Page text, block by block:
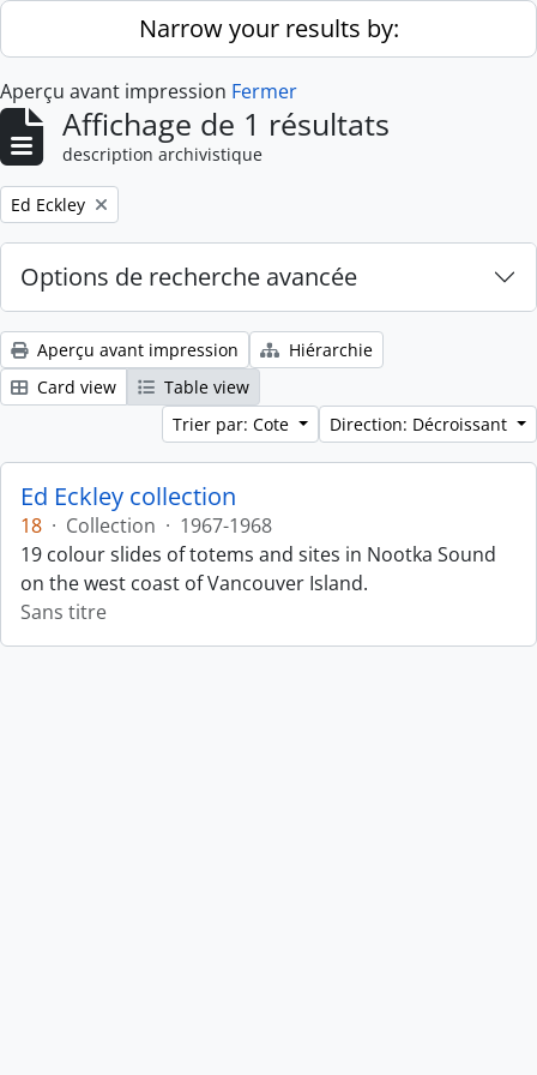
Skip to main contentNarrow your results by:
Aperçu avant impression Fermer
Affichage de 1 résultats
description archivistique
Remove filter:
Ed Eckley
Options de recherche avancée
Aperçu avant impression
Hiérarchie
Card view
Table view
Trier par: Cote
Direction: Décroissant
Ed Eckley collection
18 · Collection · 1967-1968
19 colour slides of totems and sites in Nootka Sound
on the west coast of Vancouver Island.
Sans titre